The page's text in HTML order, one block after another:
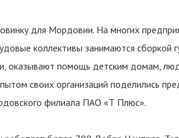
для Мордовии. На многих
коллективы занимаются сборкой
оказывают помощь детским домам,
своих организаций поделились
филиала ПАО «Т Плюс».